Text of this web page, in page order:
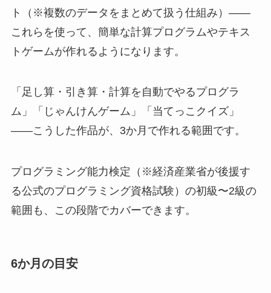
ト（※複数のデータをまとめて扱う仕組み）——
これらを使って、簡単な計算プログラムやテキス
トゲームが作れるようになります。
「足し算・引き算・計算を自動でやるプログラ
ム」「じゃんけんゲーム」「当てっこクイズ」
——こうした作品が、3か月で作れる範囲です。
プログラミング能力検定（※経済産業省が後援す
る公式のプログラミング資格試験）の初級〜2級の
範囲も、この段階でカバーできます。
6か月の目安